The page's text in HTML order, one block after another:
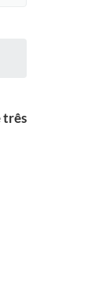
três